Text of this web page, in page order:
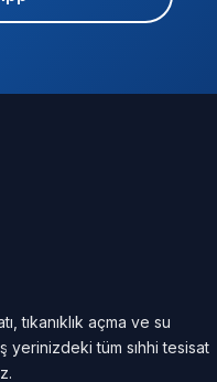
tıkanıklık açma ve su
yerinizdeki tüm sıhhi tesisat